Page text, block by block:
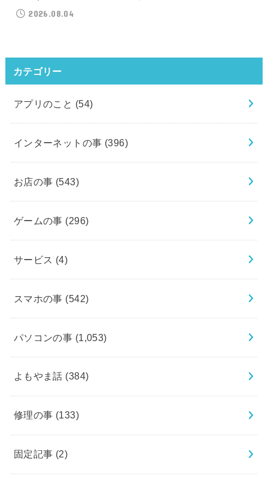
2026.08.04
カテゴリー
アプリのこと (54)
インターネットの事 (396)
お店の事 (543)
ゲームの事 (296)
サービス (4)
スマホの事 (542)
パソコンの事 (1,053)
よもやま話 (384)
修理の事 (133)
固定記事 (2)